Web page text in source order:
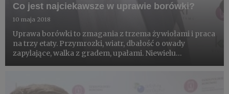
Co jest najciekawsze w uprawie borówki?
10 maja 2018
Uprawa borówki to zmagania z trzema żywiołami i praca
na trzy etaty. Przymrozki, wiatr, dbałość o owady
zapylające, walka z gradem, upałami. Niewielu